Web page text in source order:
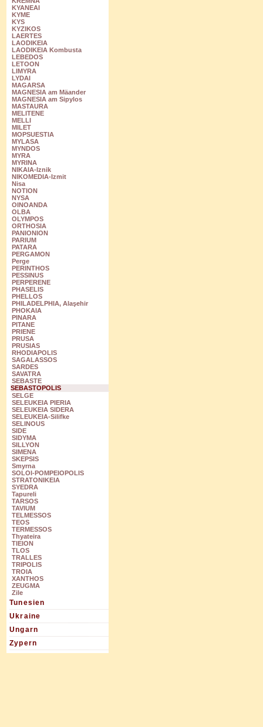
KYANEAI
KYME
KYS
KYZIKOS
LAERTES
LAODIKEIA
LAODIKEIA Kombusta
LEBEDOS
LETOON
LIMYRA
LYDAI
MAGARSA
MAGNESIA am Mäander
MAGNESIA am Sipylos
MASTAURA
MELITENE
MELLI
MILET
MOPSUESTIA
MYLASA
MYNDOS
MYRA
MYRINA
NIKAIA-Iznik
NIKOMEDIA-Izmit
Nisa
NOTION
NYSA
OINOANDA
OLBA
OLYMPOS
ORTHOSIA
PANIONION
PARIUM
PATARA
PERGAMON
Perge
PERINTHOS
PESSINUS
PERPERENE
PHASELIS
PHELLOS
PHILADELPHIA, Alaşehir
PHOKAIA
PINARA
PITANE
PRIENE
PRUSA
PRUSIAS
RHODIAPOLIS
SAGALASSOS
SARDES
SAVATRA
SEBASTE
SEBASTOPOLIS
SELGE
SELEUKEIA PIERIA
SELEUKEIA SIDERA
SELEUKEIA-Silifke
SELINOUS
SIDE
SIDYMA
SILLYON
SIMENA
SKEPSIS
Smyrna
SOLOI-POMPEIOPOLIS
STRATONIKEIA
SYEDRA
Tapureli
TARSOS
TAVIUM
TELMESSOS
TEOS
TERMESSOS
Thyateira
TIEION
TLOS
TRALLES
TRIPOLIS
TROIA
XANTHOS
ZEUGMA
Zile
Tunesien
Ukraine
Ungarn
Zypern